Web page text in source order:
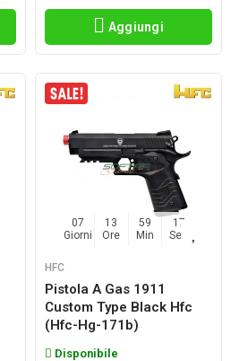
Aggiungi
07
Giorni
13
Ore
59
Min
17
Sec
HFC
Pistola A Gas 1911
Custom Type Black Hfc
(hfc-Hg-171b)
Disponibile